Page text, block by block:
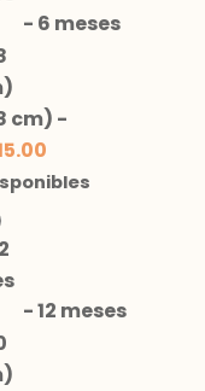
- 6 meses
cm) -
-12 meses